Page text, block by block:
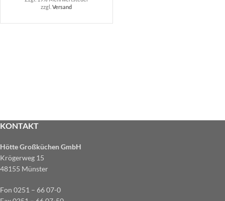
zzgl.Versand
KONTAKT
Hötte Großküchen GmbH
Krögerweg 15
48155 Münster
Fon 0251 – 66 07-0